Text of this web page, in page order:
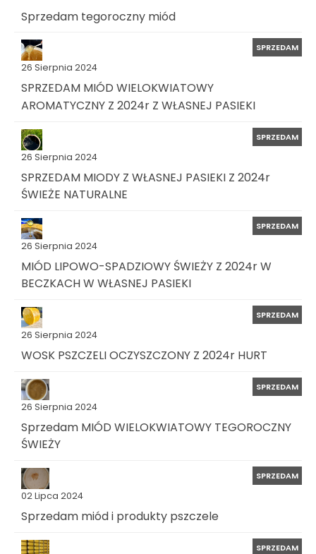
Sprzedam tegoroczny miód
26 Sierpnia 2024
SPRZEDAM
SPRZEDAM MIÓD WIELOKWIATOWY
AROMATYCZNY Z 2024r Z WŁASNEJ PASIEKI
26 Sierpnia 2024
SPRZEDAM
SPRZEDAM MIODY Z WŁASNEJ PASIEKI Z 2024r
ŚWIEŻE NATURALNE
26 Sierpnia 2024
SPRZEDAM
MIÓD LIPOWO-SPADZIOWY ŚWIEŻY Z 2024r W
BECZKACH W WŁASNEJ PASIEKI
26 Sierpnia 2024
SPRZEDAM
WOSK PSZCZELI OCZYSZCZONY Z 2024r HURT
26 Sierpnia 2024
SPRZEDAM
Sprzedam MIÓD WIELOKWIATOWY TEGOROCZNY
ŚWIEŻY
02 Lipca 2024
SPRZEDAM
Sprzedam miód i produkty pszczele
SPRZEDAM